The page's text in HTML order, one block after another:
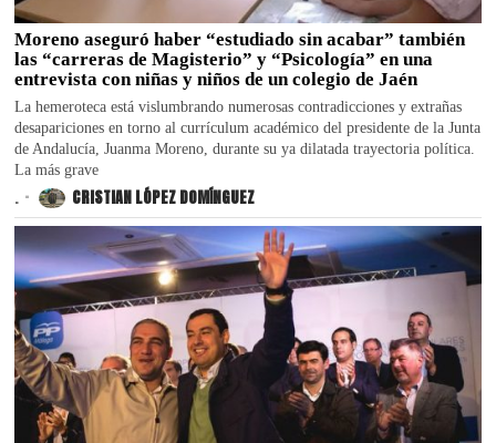
Moreno aseguró haber “estudiado sin acabar” también
las “carreras de Magisterio” y “Psicología” en una
entrevista con niñas y niños de un colegio de Jaén
La hemeroteca está vislumbrando numerosas contradicciones y extrañas
desapariciones en torno al currículum académico del presidente de la Junta
de Andalucía, Juanma Moreno, durante su ya dilatada trayectoria política.
La más grave
. CRISTIAN LÓPEZ DOMÍNGUEZ